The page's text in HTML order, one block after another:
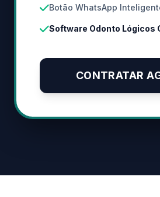
Botão WhatsApp
Software Odonto Lógicos
CONTRATAR